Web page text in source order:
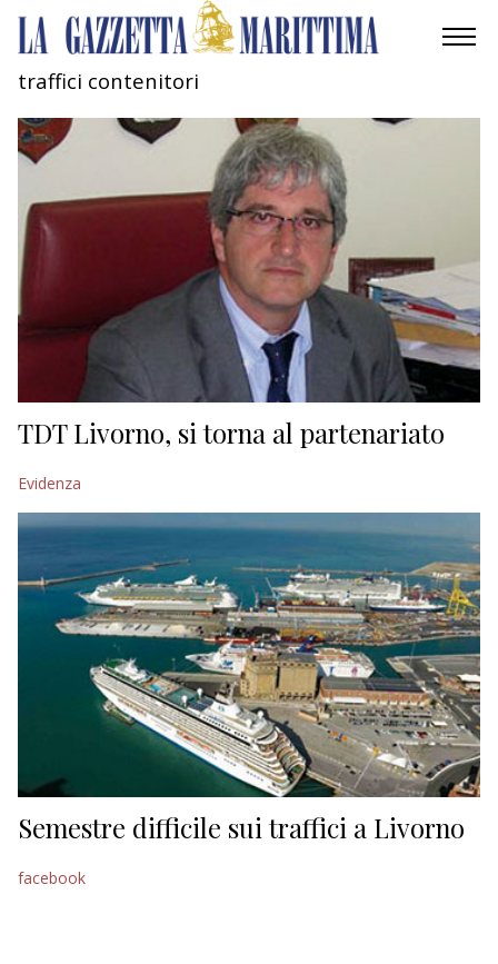
MOBILITÀ
INDUSTRIA
RICERCA
ECONOMIA
TURISMO
CULTURA
NAUTICA
EDITORIALI
traffici contenitori
TDT Livorno, si torna al partenariato
Evidenza
Semestre difficile sui traffici a Livorno
facebook